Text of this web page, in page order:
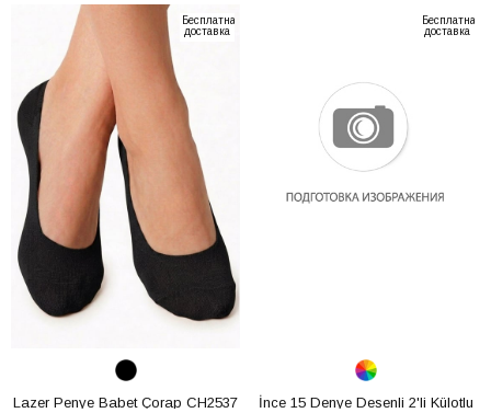
Бесплатная
доставка
Lazer Penye Babet Çorap CH2537
Бесплатная
доставка
İnce 15 Denye Desenli 2'li Külotlu